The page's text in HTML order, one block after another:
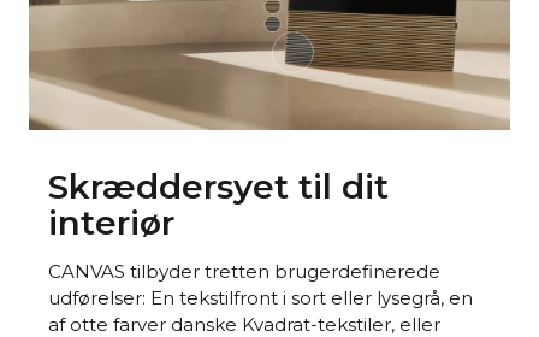
Skræddersyet til dit
interiør
CANVAS tilbyder tretten brugerdefinerede
udførelser: En tekstilfront i sort eller lysegrå, en
af otte farver danske Kvadrat-tekstiler, eller